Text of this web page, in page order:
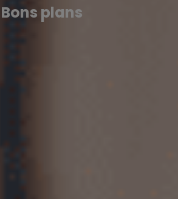
Bons plans